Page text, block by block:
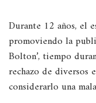
Durante 12 años, el
promoviendo la
Bolton’, tiempo
rechazo de diversos
considerarlo una